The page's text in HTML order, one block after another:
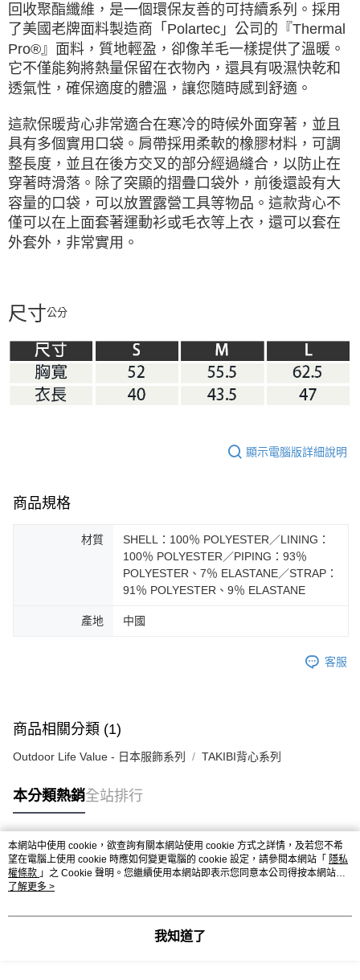
【注意事項】
１．透過由恩沛科技股份有限公司提供之「AFTEE先享後付」服務完成之交
易，需依本服務之必要範圍內提供個人資料，並將交易相關給付款項請求債
權轉讓予恩沛科技股份有限公司。
２．關於個人資料處理事宜，請瀏覽以下網址：
https://aftee.tw/terms/#terms3
「AFTEE先享後付」，若未經同意申辦者引起之損失，本公司不負相關責
任。
４．使用「AFTEE先享後付」時，將依據個別帳號之用戶狀況，依本公司即
時審查核予不同之上限額度；若仍有額度不足之情形，本公司將視審查結果
請求用戶進行身份認證。
５．嚴禁一人註冊多個帳號或使用他人資訊註冊。若發現惡意使用之情形，
恩沛科技股份有限公司將有權停止該用戶之使用額度並採取法律行動。
回收聚酯纖維，是一個環保友善的可持續系列。採用
了美國老牌面料製造商「Polartec」公司的『Thermal
Pro®』面料，質地輕盈，卻像羊毛一樣提供了溫暖。
它不僅能夠將熱量保留在衣物內，還具有吸濕快乾和
透氣性，確保適度的體溫，讓您隨時感到舒適。
這款保暖背心非常適合在寒冷的時候外面穿著，並且
具有多個實用口袋。肩帶採用柔軟的橡膠材料，可調
整長度，並且在後方交叉的部分經過縫合，以防止在
穿著時滑落。除了突顯的摺疊口袋外，前後還設有大
容量的口袋，可以放置露營工具等物品。這款背心不
僅可以在上面套著運動衫或毛衣等上衣，還可以套在
外套外，非常實用。
尺寸公分
顯示電腦版詳細說明
商品規格
材質
SHELL：100％ POLYESTER／LINING：
100％ POLYESTER／PIPING：93％
POLYESTER、7％ ELASTANE／STRAP：
91％ POLYESTER、9％ ELASTANE
產地 中國
客服
商品相關分類 (1)
Outdoor Life Value - 日本服飾系列 TAKIBI背心系列
本分類熱銷全站排行
熱門標籤
本網站中使用 cookie，欲查詢有關本網站使用 cookie 方式之詳情，及若您不希
望在電腦上使用 cookie 時應如何變更電腦的 cookie 設定，請參閱本網站「 隱私
權條款 」之 Cookie 聲明。您繼續使用本網站即表示您同意本公司得按本網站使
用條款之 Cookie 聲明使用 cookie。
了解更多 >
我知道了